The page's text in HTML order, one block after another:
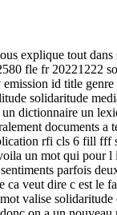
explique tout
fle fr 20221222
id title
solidaritude
dictionnaire un
documents
rfi cls 6 fill
un mot qui
parfois
veut dire c est
valise